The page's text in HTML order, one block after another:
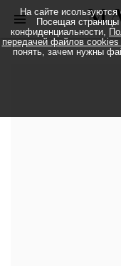
На сайте
Посещая
конфиденциальности,
передачей файлов cookies
понять, зачем нужны